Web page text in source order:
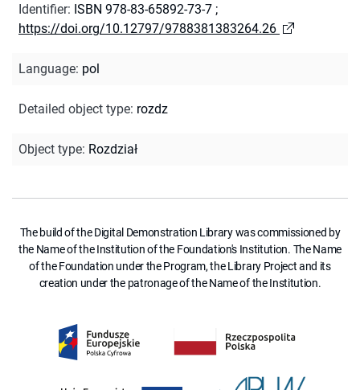
Identifier: ISBN 978-83-65892-73-7 ;
https://doi.org/10.12797/9788381383264.26
Language: pol
Detailed object type: rozdz
Object type: Rozdział
The build of the Digital Demonstration Library was commissioned by
the Name of the Institution of the Foundation's Institution. The Name
of the Foundation under the Program, the Library Project and its
creation under the patronage of the Name of the Institution.